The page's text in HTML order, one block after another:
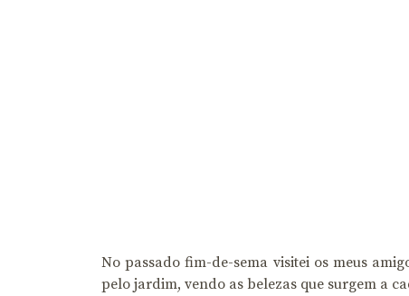
No passado fim-de-sema visitei os meus
pelo jardim, vendo as belezas que surgem a